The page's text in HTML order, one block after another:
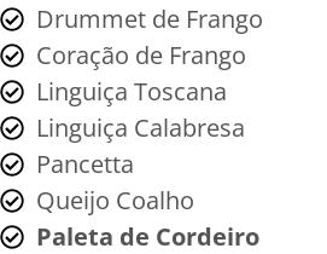
Drummet de Frango
Coração de Frango
Linguiça Toscana
Linguiça Calabresa
Pancetta
Queijo Coalho
Paleta de Cordeiro